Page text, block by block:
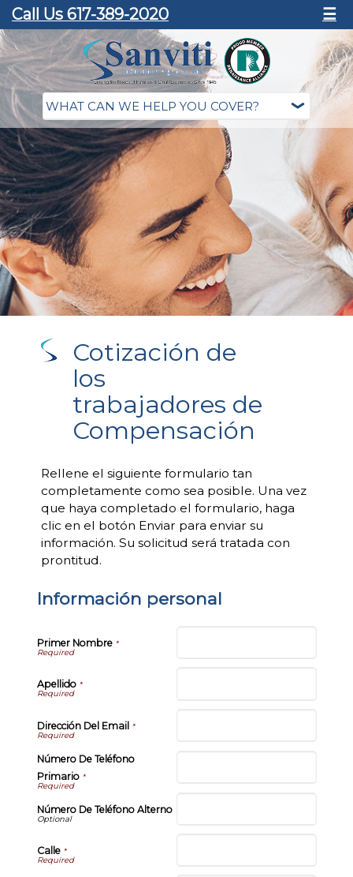
Call Us 617-389-2020 ☰
Cotización de
los
trabajadores de
Compensación
Rellene el siguiente formulario tan
completamente como sea posible. Una vez
que haya completado el formulario, haga
clic en el botón Enviar para enviar su
información. Su solicitud será tratada con
prontitud.
Información personal
Primer Nombre *
Apellido*
Dirección Del Email *
Número De Teléfono
Primario*
Número De Teléfono Alterno
Calle*